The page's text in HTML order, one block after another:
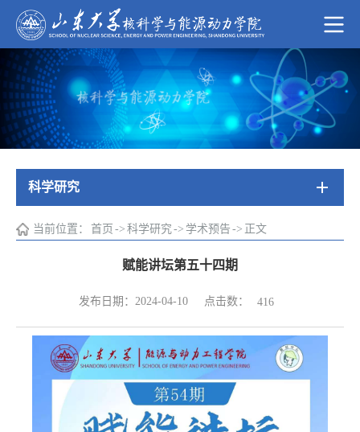
科学研究
当前位置： 首页 -> 科学研究-> 学术预告 -> 正文
赋能讲坛第五十四期
发布日期：2024-04-10 点击数： 416